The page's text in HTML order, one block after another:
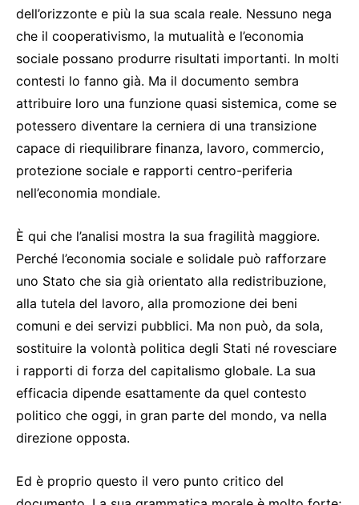
dell’orizzonte e più la sua scala reale. Nessuno nega
che il cooperativismo, la mutualità e l’economia
sociale possano produrre risultati importanti. In molti
contesti lo fanno già. Ma il documento sembra
attribuire loro una funzione quasi sistemica, come se
potessero diventare la cerniera di una transizione
capace di riequilibrare finanza, lavoro, commercio,
protezione sociale e rapporti centro-periferia
nell’economia mondiale.
È qui che l’analisi mostra la sua fragilità maggiore.
Perché l’economia sociale e solidale può rafforzare
uno Stato che sia già orientato alla redistribuzione,
alla tutela del lavoro, alla promozione dei beni
comuni e dei servizi pubblici. Ma non può, da sola,
sostituire la volontà politica degli Stati né rovesciare
i rapporti di forza del capitalismo globale. La sua
efficacia dipende esattamente da quel contesto
politico che oggi, in gran parte del mondo, va nella
direzione opposta.
Ed è proprio questo il vero punto critico del